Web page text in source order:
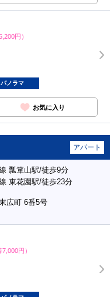
円）
パノラマ
お気に入り
アパート
瓢箪山駅/徒歩9分
東花園駅/徒歩23分
広町 6番5号
7,000円）